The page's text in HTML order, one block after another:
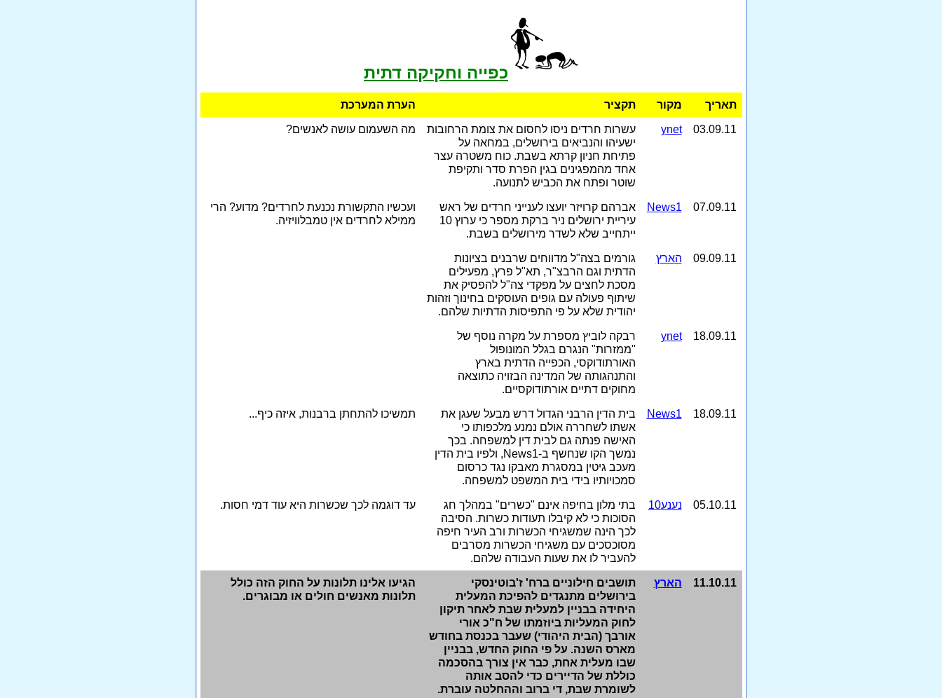
כפייה וחקיקה דתית
תאריך מקור תקציר הערת המערכת
03.09.11
ynet
עשרות חרדים ניסו לחסום את צומת הרחובות
ישעיהו והנביאים בירושלים, במחאה על
פתיחת חניון קרתא בשבת. כוח משטרה עצר
אחד מהמפגינים בגין הפרת סדר ותקיפת
שוטר ופתח את הכביש לתנועה.
מה השעמום עושה לאנשים?
07.09.11
News1
אברהם קרויזר יועצו לענייני חרדים של ראש
עיריית ירושלים ניר ברקת מספר כי ערוץ 10
ייתחייב שלא לשדר מירושלים בשבת.
ועכשיו התקשורת נכנעת לחרדים? מדוע? הרי
ממילא לחרדים אין טמבלוויזיה.
09.09.11 הארץ
גורמים בצה"ל מדווחים שרבנים בציונות
הדתית וגם הרבצ"ר, תא"ל פרץ, מפעילים
מסכת לחצים על מפקדי צה"ל להפסיק את
שיתוף פעולה עם גופים העוסקים בחינוך וזהות
יהודית שלא על פי התפיסות הדתיות שלהם.
18.09.11
ynet
רבקה לוביץ מספרת על מקרה נוסף של
"ממזרות" הנגרם בגלל המונופול
האורתודוקסי, הכפייה הדתית בארץ
והתנהגותה של המדינה הבזויה כתוצאה
מחוקים דתיים אורתודוקסיים.
18.09.11
News1
בית הדין הרבני הגדול דרש מבעל שעגן את
אשתו לשחררה אולם נמנע מלכפותו כי
האישה פנתה גם לבית דין למשפחה. בכך
נמשך הקו שנחשף ב-News1, ולפיו בית הדין
מעכב גיטין במסגרת מאבקו נגד כרסום
סמכויותיו בידי בית המשפט למשפחה.
תמשיכו להתחתן ברבנות, איזה כיף...
05.10.11 נענע10
בתי מלון בחיפה אינם "כשרים" במהלך חג
הסוכות כי לא קיבלו תעודות כשרות. הסיבה
לכך הינה שמשגיחי הכשרות ורב העיר חיפה
מסוכסכים עם משגיחי הכשרות מסרבים
להעביר לו את שעות העבודה שלהם.
עד דוגמה לכך שכשרות היא עוד דמי חסות.
11.10.11 הארץ
תושבים חילוניים ברח' ז'בוטינסקי
בירושלים מתנגדים להפיכת המעלית
היחידה בבניין למעלית שבת לאחר תיקון
לחוק המעליות ביוזמתו של ח"כ אורי
אורבך (הבית היהודי) שעבר בכנסת בחודש
מארס השנה. על פי החוק החדש, בבניין
שבו מעלית אחת, כבר אין צורך בהסכמה
כוללת של הדיירים כדי להסב אותה
לשומרת שבת, די ברוב וההחלטה עוברת.
הגיעו אלינו תלונות על החוק הזה כולל
תלונות מאנשים חולים או מבוגרים.